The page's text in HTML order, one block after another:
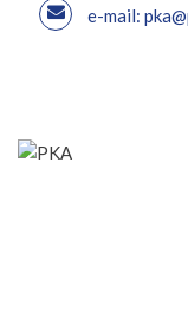
e-mail: